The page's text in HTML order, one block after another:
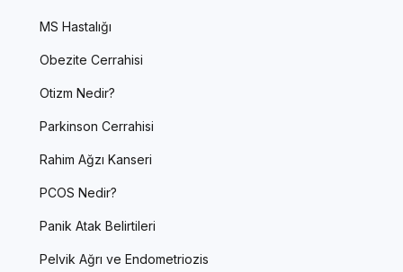
MS Hastalığı
Obezite Cerrahisi
Otizm Nedir?
Parkinson Cerrahisi
Rahim Ağzı Kanseri
PCOS Nedir?
Panik Atak Belirtileri
Pelvik Ağrı ve Endometriozis